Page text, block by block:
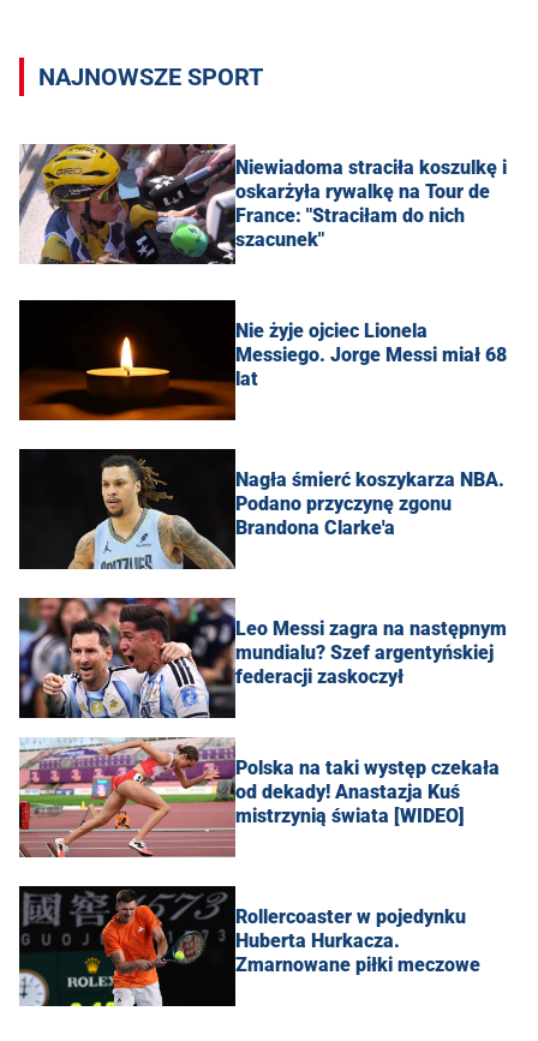
NAJNOWSZE SPORT
Niewiadoma straciła koszulkę i
oskarżyła rywalkę na Tour de
France: "Straciłam do nich
szacunek"
Nie żyje ojciec Lionela
Messiego. Jorge Messi miał 68
lat
Nagła śmierć koszykarza NBA.
Podano przyczynę zgonu
Brandona Clarke'a
Leo Messi zagra na następnym
mundialu? Szef argentyńskiej
federacji zaskoczył
Polska na taki występ czekała
od dekady! Anastazja Kuś
mistrzynią świata [WIDEO]
Rollercoaster w pojedynku
Huberta Hurkacza.
Zmarnowane piłki meczowe